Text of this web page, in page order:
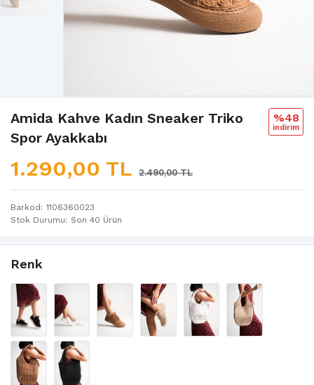
Amida Kahve Kadın Sneaker Triko
Spor Ayakkabı
1.290,00 TL 2.490,00 TL
%48
i̇ndi̇ri̇m
Barkod
1106360023
Stok Durumu
Son 40 Ürün
Renk